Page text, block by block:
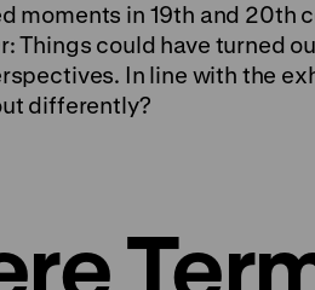
moments in 19th and 20th
Things could have turned
In line with the
differently?